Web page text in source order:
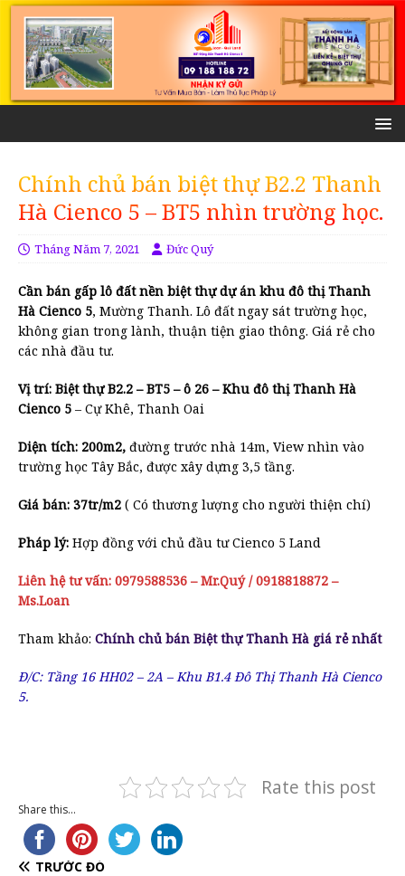
Chính chủ bán biệt thự B2.2 Thanh
Hà Cienco 5 – BT5 nhìn trường học.
Tháng Năm 7, 2021 Đức Quý
Cần bán gấp lô đất nền biệt thự dự án khu đô thị Thanh
Hà Cienco 5, Mường Thanh. Lô đất ngay sát trường học,
không gian trong lành, thuận tiện giao thông. Giá rẻ cho
các nhà đầu tư.
Vị trí: Biệt thự B2.2 – BT5 – ô 26 – Khu đô thị Thanh Hà
Cienco 5 – Cự Khê, Thanh Oai
Diện tích: 200m2, đường trước nhà 14m, View nhìn vào
trường học Tây Bắc, được xây dựng 3,5 tầng.
Giá bán: 37tr/m2 ( Có thương lượng cho người thiện chí)
Pháp lý: Hợp đồng với chủ đầu tư Cienco 5 Land
Liên hệ tư vấn: 0979588536 – Mr.Quý / 0918818872 –
Ms.Loan
Tham khảo: Chính chủ bán Biệt thự Thanh Hà giá rẻ nhất
Đ/C: Tầng 16 HH02 – 2A – Khu B1.4 Đô Thị Thanh Hà Cienco
5.
Rate this post
Share this...
TRƯỚC ĐÓ